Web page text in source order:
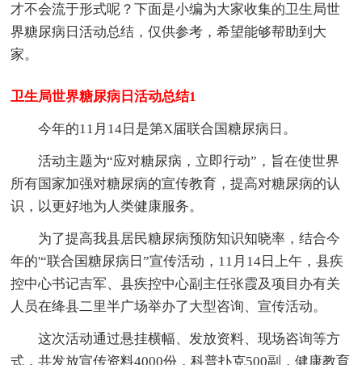
才不会流于形式呢？下面是小编为大家收集的卫生局世
界糖尿病日活动总结，仅供参考，希望能够帮助到大
家。
卫生局世界糖尿病日活动总结1
今年的11月14日是第X届联合国糖尿病日。
活动主题为“应对糖尿病，立即行动”，旨在使世界
所有国家加强对糖尿病的宣传教育，提高对糖尿病的认
识，以更好地为人类健康服务。
为了提高我县居民糖尿病预防知识知晓率，结合今
年的'“联合国糖尿病日”宣传活动，11月14日上午，县疾
控中心书记吉军、县疾控中心副主任张霞及项目办有关
人员在绛县二里半广场举办了大型咨询、宣传活动。
这次活动通过悬挂横幅、发放资料、现场咨询等方
式，共发放宣传资料4000份，科普扑克500副，健康教育